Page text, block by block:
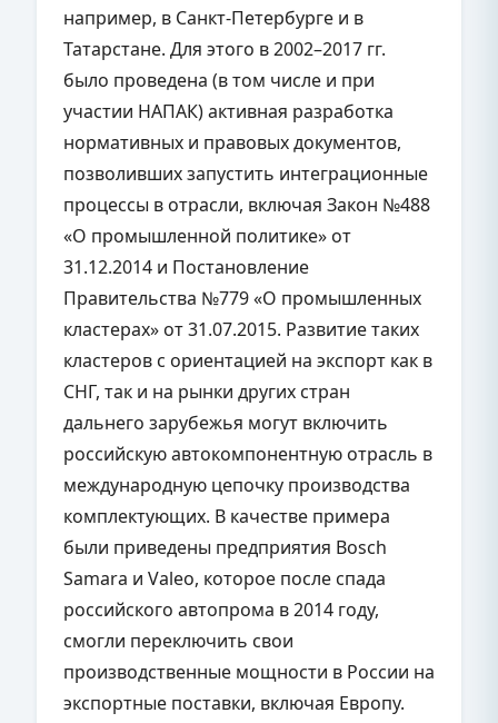
например, в Санкт-Петербурге и в
Татарстане. Для этого в 2002–2017 гг.
было проведена (в том числе и при
участии НАПАК) активная разработка
нормативных и правовых документов,
позволивших запустить интеграционные
процессы в отрасли, включая Закон №488
«О промышленной политике» от
31.12.2014 и Постановление
Правительства №779 «О промышленных
кластерах» от 31.07.2015. Развитие таких
кластеров с ориентацией на экспорт как в
СНГ, так и на рынки других стран
дальнего зарубежья могут включить
российскую автокомпонентную отрасль в
международную цепочку производства
комплектующих. В качестве примера
были приведены предприятия Bosch
Samara и Valeo, которое после спада
российского автопрома в 2014 году,
смогли переключить свои
производственные мощности в России на
экспортные поставки, включая Европу.